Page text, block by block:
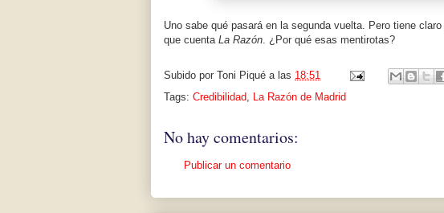
Uno sabe qué pasará en la segunda vuelta. Pero tiene
que cuenta La Razón. ¿Por qué esas mentirotas?
Subido por Toni Piqué a las 18:51
Tags: Credibilidad, La Razón de Madrid
No hay comentarios:
Publicar un comentario